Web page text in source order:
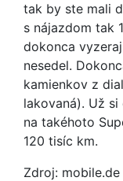
tak by ste mali
s nájazdom tak
dokonca
nesedel.
kamienkov z
lakovaná). Už
na takéhoto
120 tisíc km.
Zdroj: mobile.de